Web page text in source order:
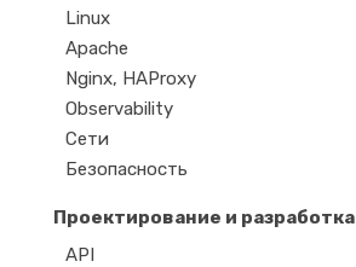
Linux
Apache
Nginx, HAProxy
Observability
Сети
Безопасность
Проектирование и разработка
API